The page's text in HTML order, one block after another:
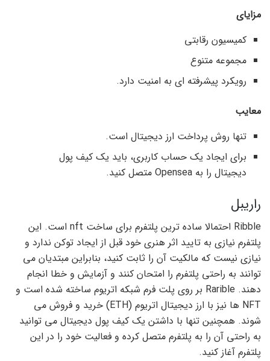
مزایای
کمیسیون رقابتی
مجموعه متنوع
رویکرد پیشرفته ای به امنیت دارد.
معایب
تنها روش پرداخت ارز دیجیتال است.
برای ایجاد یک حساب کاربری، باید یک کیف پول
دیجیتال را به Opensea متصل کنید.
راریبل
Ribble احتمالا ساده ترین پلتفرم برای ساخت nft است. این
پلتفرم نیازی به تایید اثر هنری خود قبل از ایجاد توکن ندارد و
نیازی نیست که مالکیت آن را ثابت کنید، بنابراین مبتدیان می
توانند به راحتی پلتفرم را امتحان کنند و آزمایش و خطا انجام
دهند. Rarible بر روی پلت فرم شبکه اتریوم ساخته شده است و
NFT ها نیز با ارز دیجیتال اتریوم (ETH) خرید و فروش می
شوند. همچنین تنها با داشتن یک کیف پول دیجیتال می توانید
به راحتی آن را به پلتفرم متصل کرده و فعالیت خود را در این
پلتفرم آغاز کنید.